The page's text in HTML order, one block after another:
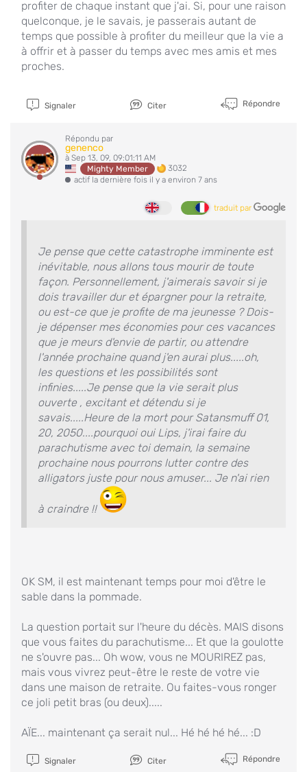
profiter de chaque instant que j'ai. Si, pour une raison
quelconque, je le savais, je passerais autant de
temps que possible à profiter du meilleur que la vie a
à offrir et à passer du temps avec mes amis et mes
proches.
Signaler Citer Répondre
Répondu par
genenco
à Sep 13, 09, 09:01:11 AM
Mighty Member
3032
actif la dernière fois il y a environ 7 ans
traduit par
Je pense que cette catastrophe imminente est
inévitable, nous allons tous mourir de toute
façon. Personnellement, j'aimerais savoir si je
dois travailler dur et épargner pour la retraite,
ou est-ce que je profite de ma jeunesse ? Dois-
je dépenser mes économies pour ces vacances
que je meurs d'envie de partir, ou attendre
l'année prochaine quand j'en aurai plus.....oh,
les questions et les possibilités sont
infinies.....Je pense que la vie serait plus
ouverte , excitant et détendu si je
savais.....Heure de la mort pour Satansmuff 01,
20, 2050....pourquoi oui Lips, j'irai faire du
parachutisme avec toi demain, la semaine
prochaine nous pourrons lutter contre des
alligators juste pour nous amuser... Je n'ai rien
à craindre !!
OK SM, il est maintenant temps pour moi d'être le
sable dans la pommade.
La question portait sur l'heure du décès. MAIS disons
que vous faites du parachutisme... Et que la goulotte
ne s'ouvre pas... Oh wow, vous ne MOURIREZ pas,
mais vous vivrez peut-être le reste de votre vie
dans une maison de retraite. Ou faites-vous ronger
ce joli petit bras (ou deux).....
AÏE... maintenant ça serait nul... Hé hé hé hé... :D
Signaler Citer Répondre